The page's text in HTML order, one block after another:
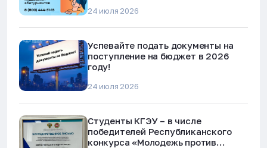
24 июля 2026
Успевайте подать документы на
поступление на бюджет в 2026
году!
24 июля 2026
Студенты КГЭУ – в числе
победителей Республиканского
конкурса «Молодежь против